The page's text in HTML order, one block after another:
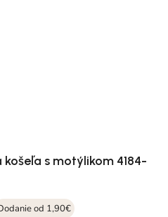
košeľa s motýlikom 4184-
od 1,90€